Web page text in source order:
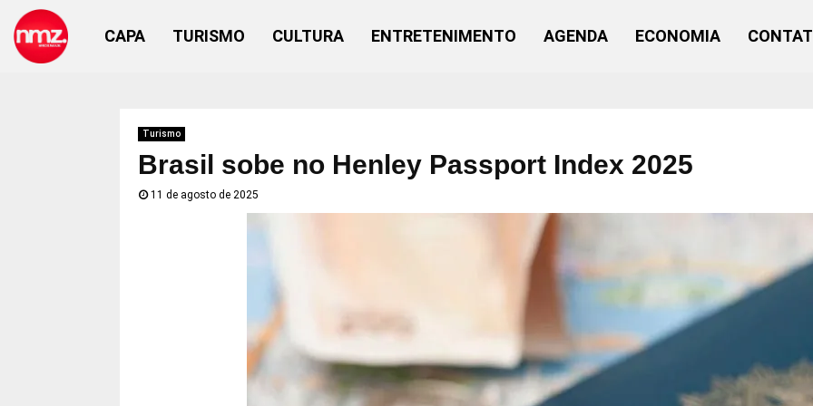
CAPA TURISMO CULTURA ENTRETENIMENTO AGENDA ECONOMIA
Turismo
Brasil sobe no Henley Passport Index 2025
11 de agosto de 2025